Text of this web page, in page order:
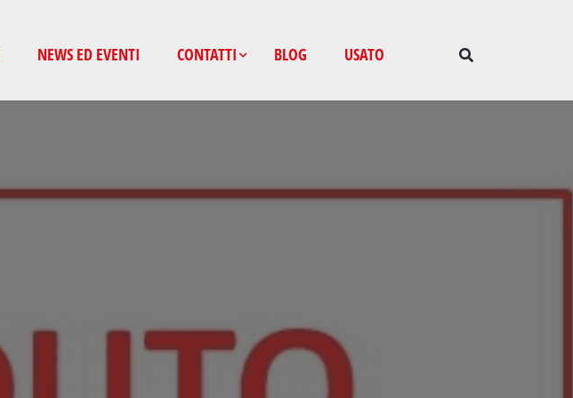
NEWS ED EVENTI CONTATTI BLOG USATO